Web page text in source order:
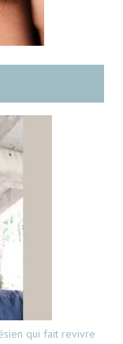
qui fait revivre